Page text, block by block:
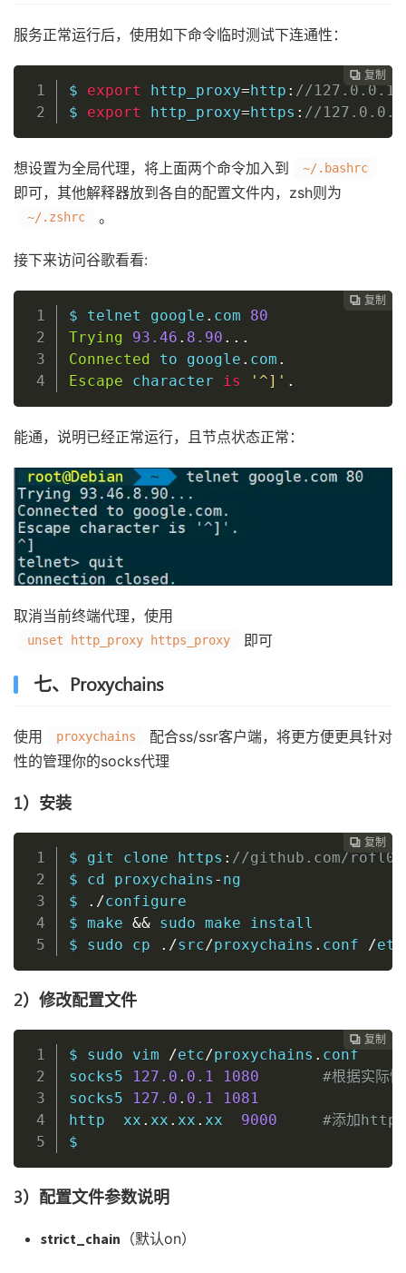
服务正常运行后，使用如下命令临时测试下连通性：
 复制
 复制
 复制
 复制
 复制
 复制
 复制
 复制
 复制
$ export http_proxy=http : //
$ export http_proxy=https : //
想设置为全局代理，将上面两个命令加入到 ~/.bashrc
即可，其他解释器放到各自的配置文件内，zsh则为
~/.zshrc 。
接下来访问谷歌看看:
 复制
 复制
 复制
 复制
 复制
 复制
 复制
 复制
$ telnet google . com 80
Trying
93.46 . 8.90 .. .
Connected to google . com .
Escape character is '^]' .
能通，说明已经正常运行，且节点状态正常：
取消当前终端代理，使用
unset http_proxy https_proxy 即可
七、Proxychains
使用 proxychains
配合ss/ssr客户端，将更方便更具针对
性的管理你的socks代理
1）安装
 复制
 复制
 复制
 复制
 复制
 复制
 复制
$ git clone https : //github.com/
$ cd proxychains - ng
$
./configure
$ make && sudo make
install
$ sudo cp ./src/proxychains . conf /etc
2）修改配置文件
 复制
 复制
 复制
 复制
 复制
 复制
$ sudo vim /etc/proxychains . conf
socks5
127.0 . 0.1 1080
#根据实际
socks5
127.0 . 0.1
1081
http  xx . xx . xx . xx 9000
#添加http
$
3）配置文件参数说明
strict_chain （默认on）